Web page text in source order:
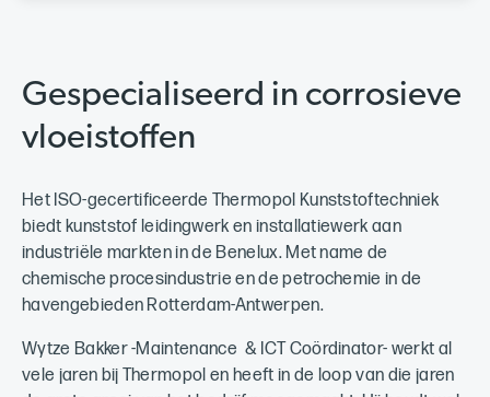
Gespecialiseerd in corrosieve
vloeistoffen
Het ISO-gecertificeerde Thermopol Kunststoftechniek
biedt kunststof leidingwerk en installatiewerk aan
industriële markten in de Benelux. Met name de
chemische procesindustrie en de petrochemie in de
havengebieden Rotterdam-Antwerpen.
Wytze Bakker -Maintenance & ICT Coördinator- werkt al
vele jaren bij Thermopol en heeft in de loop van die jaren